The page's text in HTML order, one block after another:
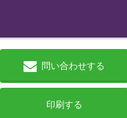
問い合わせする
印刷する